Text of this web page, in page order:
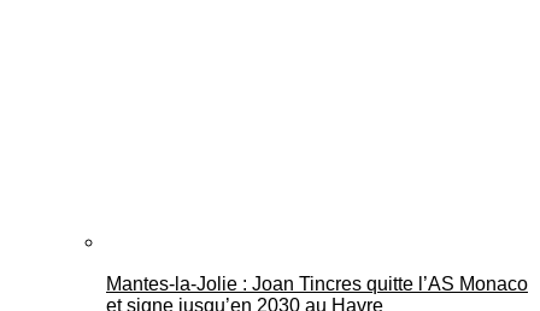
Mantes-la-Jolie : Joan Tincres quitte l’AS Monaco
et signe jusqu’en 2030 au Havre